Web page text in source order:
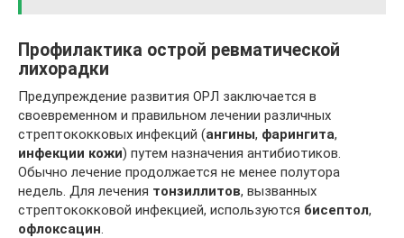
Профилактика острой ревматической
лихорадки
Предупреждение развития ОРЛ заключается в
своевременном и правильном лечении различных
стрептококковых инфекций (ангины, фарингита,
инфекции кожи) путем назначения антибиотиков.
Обычно лечение продолжается не менее полутора
недель. Для лечения тонзиллитов, вызванных
стрептококковой инфекцией, используются бисептол,
офлоксацин